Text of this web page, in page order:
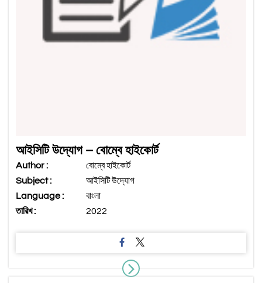
আইসিটি উদ্যোগ – বোম্বে হাইকোর্ট
Author :
বোম্বে হাইকোর্ট
Subject :
আইসিটি উদ্যোগ
Language :
বাংলা
তারিখ :
2022